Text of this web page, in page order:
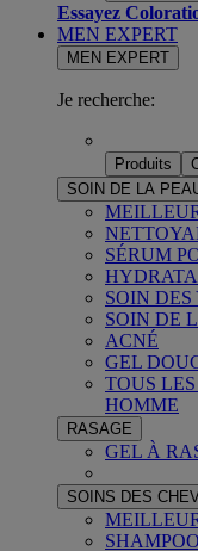
Essayez
MEN EXPERT
MEN EXPERT
Je recherche:
Produits
SOIN DE LA
SÉRUM
SOIN
SOIN DE
ACNÉ
GEL
TOUS
HOMME
RASAGE
GEL À
SOINS DES